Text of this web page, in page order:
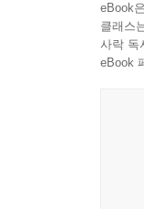
eBook
클래스
사락 독
eBook